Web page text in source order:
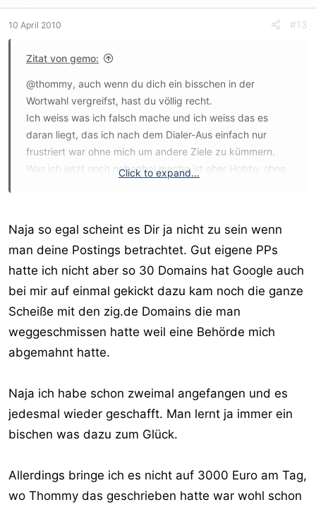
10 April 2010 #13
Zitat von gemo:
@thommy, auch wenn du dich ein bisschen in der
Wortwahl vergreifst, hast du völlig recht.
Ich weiss was ich falsch mache und ich weiss das es
daran liegt, das ich nach dem Dialer-Aus einfach nur
frustriert war ohne mich um andere Ziele zu kümmern.
Was ich jetzt noch nebenbei mache ist eher Hobby ohne
Ich habe einen festen Job, für den ich "Nebenbei" auch
noch was als Webmaster was verdiene und wenn Du 10
Stunden für die Firma im Einsatz bist, hast Du, gerade
wenn Du unbefriedigende Ergebnisse siehst, kaum noch
Lust auf Deine Adultseiten.
Ich habe eben "damals" 90% über den Dialer gemacht
und hatte eigene Partnerprogramme, lief alles über
alle meine Webmaster in meinen Partnerprogrammen
Google 28 meiner Domains gekickt ..........Das ist nicht
sooo einfach dann zu sage "Egal, fange ich wieder bei
Aber OK, da ich nichts mit Hartz4 oder so zu tun habe
und immer alles 100% versteuert habe und jetzt
Click to expand...
Naja so egal scheint es Dir ja nicht zu sein wenn
man deine Postings betrachtet. Gut eigene PPs
hatte ich nicht aber so 30 Domains hat Google auch
bei mir auf einmal gekickt dazu kam noch die ganze
Scheiße mit den zig.de Domains die man
weggeschmissen hatte weil eine Behörde mich
abgemahnt hatte.
Naja ich habe schon zweimal angefangen und es
jedesmal wieder geschafft. Man lernt ja immer ein
bischen was dazu zum Glück.
Allerdings bringe ich es nicht auf 3000 Euro am Tag,
wo Thommy das geschrieben hatte war wohl schon